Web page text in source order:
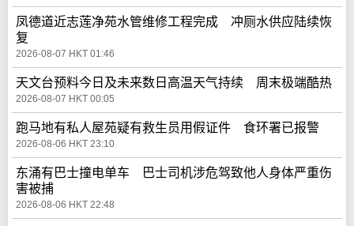
凤德道近志莲净苑水管维修工程完成 冲厕水供应陆续恢
复
2026-08-07 HKT 01:46
天文台预料今日及未来数日高温天气持续 周末极端酷热
2026-08-07 HKT 00:05
跑马地有私人屋苑疑有救生员用假证件 食环署已报警
2026-08-06 HKT 23:10
东涌有巴士撞电单车 巴士司机涉危驾致他人身体严重伤
害被捕
2026-08-06 HKT 22:48